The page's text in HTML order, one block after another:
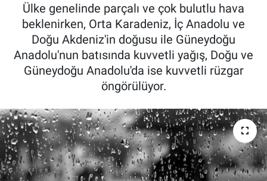
Ülke genelinde parçalı ve çok bulutlu hava
beklenirken, Orta Karadeniz, İç Anadolu ve
Doğu Akdeniz'in doğusu ile Güneydoğu
Anadolu'nun batısında kuvvetli yağış, Doğu ve
Güneydoğu Anadolu'da ise kuvvetli rüzgar
öngörülüyor.